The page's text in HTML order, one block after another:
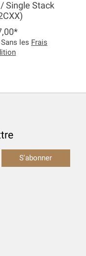
Single Stack
les Frais
S'abonner